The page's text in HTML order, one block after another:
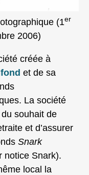
(1er
2006)
créée à
et de sa
La société
souhait de
et d’assurer
Snark
notice Snark).
local la